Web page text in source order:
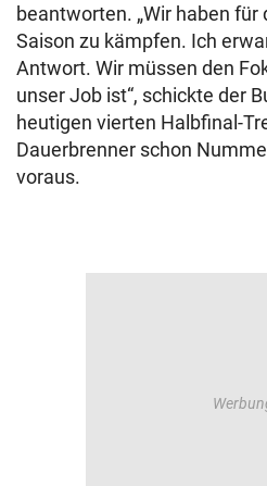
beantworten. „Wir haben
Saison zu kämpfen. Ich
Antwort. Wir müssen den
unser Job ist“, schickte der
heutigen vierten Halbfinal-
Dauerbrenner schon
voraus.